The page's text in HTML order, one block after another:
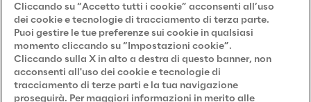
Careers
Contacts
Cliccando su “Accetto tutti i cookie” acconsenti all’uso
dei cookie e tecnologie di tracciamento di terza parte.
Puoi gestire le tue preferenze sui cookie in qualsiasi
momento cliccando su “Impostazioni cookie”.
Cliccando sulla X in alto a destra di questo banner, non
acconsenti all'uso dei cookie e tecnologie di
tracciamento di terze parti e la tua navigazione
proseguirà. Per maggiori informazioni in merito alle